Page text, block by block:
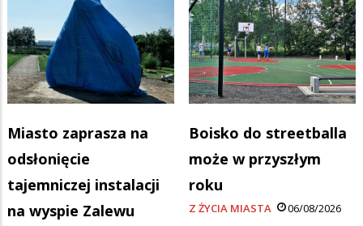
Miasto zaprasza na
odsłonięcie
tajemniczej instalacji
na wyspie Zalewu
Boisko do streetballa
może w przyszłym
roku
Z ŻYCIA MIASTA 06/08/2026